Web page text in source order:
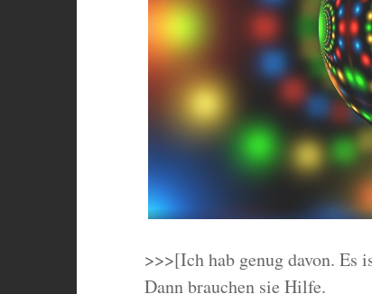
>>>[Ich hab genug davon. Es
Dann brauchen sie Hilfe.